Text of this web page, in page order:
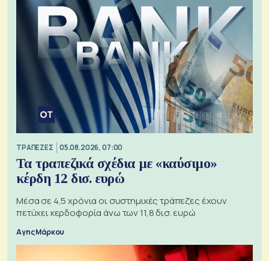
ΤΡΑΠΕΖΕΣ 05.08.2026, 07:00
Τα τραπεζικά σχέδια με «καύσιμο»
κέρδη 12 δισ. ευρώ
Μέσα σε 4,5 χρόνια οι συστημικές τράπεζες έχουν
πετύχει κερδοφορία άνω των 11,8 δισ. ευρώ
Αγης Μάρκου